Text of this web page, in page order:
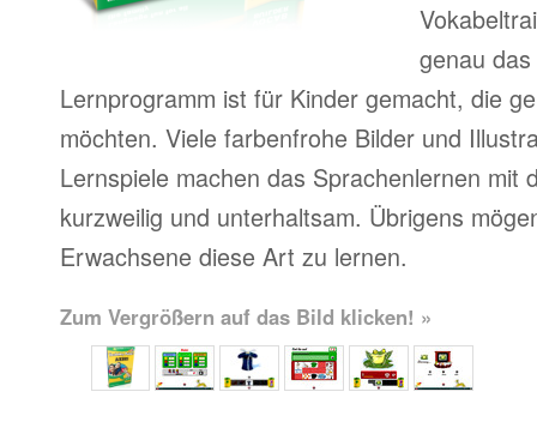
genau
Lernprogramm ist für Kinder gemacht, die
möchten. Viele farbenfrohe Bilder und
Lernspiele machen das Sprachenlernen mit
kurzweilig und unterhaltsam. Übrigens
Erwachsene diese Art zu lernen.
Zum Vergrößern auf das Bild klicken! »